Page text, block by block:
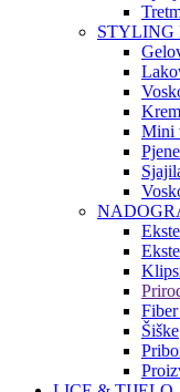
STYLING
Mini
Šiške